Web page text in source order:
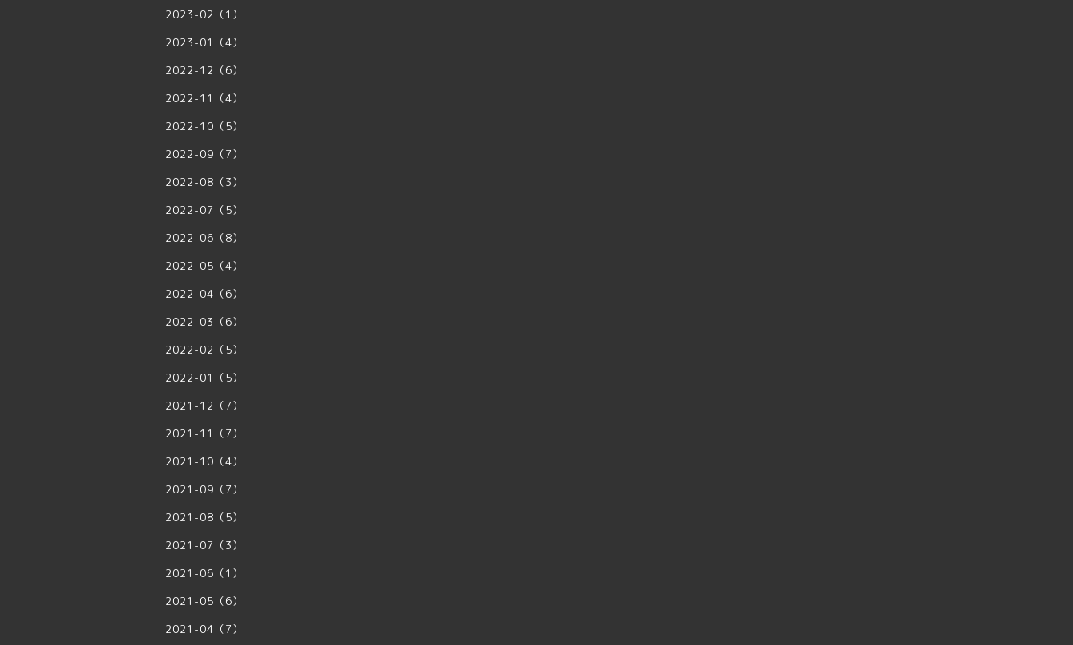
2023-02（1）
2023-01（4）
2022-12（6）
2022-11（4）
2022-10（5）
2022-09（7）
2022-08（3）
2022-07（5）
2022-06（8）
2022-05（4）
2022-04（6）
2022-03（6）
2022-02（5）
2022-01（5）
2021-12（7）
2021-11（7）
2021-10（4）
2021-09（7）
2021-08（5）
2021-07（3）
2021-06（1）
2021-05（6）
2021-04（7）